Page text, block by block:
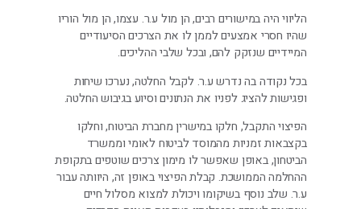
הליווי היה במישורים רבים, הן מול ע.ר. עצמו, הן מול הוריו
שהיו חסרי אמצעים לממן לו את הצרכים הסיעודיים
המיידיים שנזקק להם, ובכל שלבי ההליכים.
בכל נקודה בה נדרש ע.ר. לקבל החלטה, נערכו שיחות
ופגישות להציג לפניו את הנתונים וסיוע בגיבוש החלטה.
הפיצוי התקבל, חלקו במישרין מחברת הביטוח, וחלקו
בקצבאות זמניות מהמוסד לביטוח לאומי וממשרד
הביטחון, באופן שאפשר לו מימון צרכים שוטפים בתקופת
ההחלמה הממושכת. קבלת הפיצוי באופן זה, היוותה עבור
ע.ר. שלב נוסף בשיקומו ויכולת למצוא מסלול חיים